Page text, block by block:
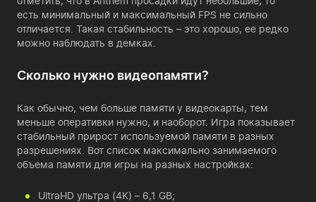
есть минимальный и максимальный FPS не сильно
отличается. Такая стабильность – это хорошо, ее редко
можно наблюдать в демках.
Сколько нужно видеопамяти?
Как обычно, чем больше памяти у видеокарты, тем
меньше оперативки нужно, и наоборот. Игра показывает
стабильный прирост используемой памяти в разных
разрешениях. Вот список максимально занимаемого
объема памяти для игры на разных настройках:
UltraHD ультра (4K) – 6,1 GB;